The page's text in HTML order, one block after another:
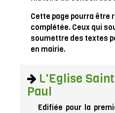
Cette page pourra être
complétée. Ceux qui
soumettre des textes
en mairie.
L'Eglise
Paul
Edifiée pour la